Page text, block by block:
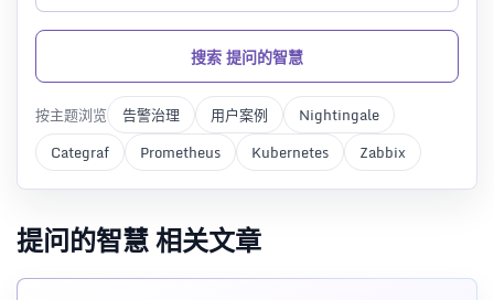
搜索 提问的智慧
按主题浏览 告警治理 用户案例
Nightingale
Categraf
Prometheus Kubernetes Zabbix
提问的智慧 相关文章